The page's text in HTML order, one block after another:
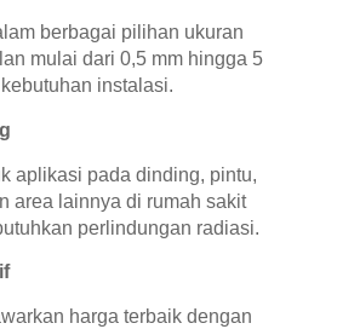
berbagai pilihan ukuran
mulai dari 0,5 mm hingga 5
instalasi.
aplikasi pada dinding, pintu,
area lainnya di rumah sakit
perlindungan radiasi.
harga terbaik dengan